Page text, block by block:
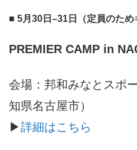
■ 5月30日–31日（定員のため
PREMIER CAMP in
会場：邦和みなとスポ
知県名古屋市）
▶︎詳細はこちら